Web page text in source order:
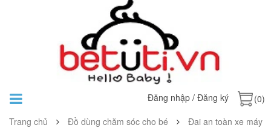
Đăng nhập / Đăng ký
(0)
Trang chủ
Đồ dùng chăm sóc cho bé Đai an toàn xe máy